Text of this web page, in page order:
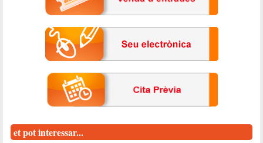
et pot interessar...